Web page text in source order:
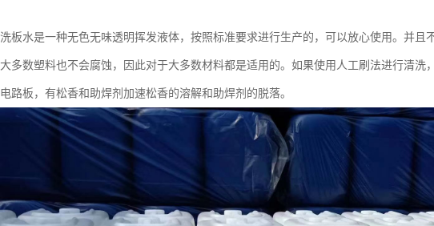
洗板水是一种无色无味透明挥发液体，按照标准要求进行生产的，可以放心使用。并且
大多数塑料也不会腐蚀，因此对于大多数材料都是适用的。如果使用人工刷法进行清洗
电路板，有松香和助焊剂加速松香的溶解和助焊剂的脱落。